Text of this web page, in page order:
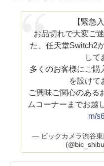
【緊急
お品切れで大変ご
た、任天堂Switch2
して
多くのお客様にご購
を設けて
ご興味ご関心のある
ムコーナーまでお越
m/
— ビックカメラ渋谷東